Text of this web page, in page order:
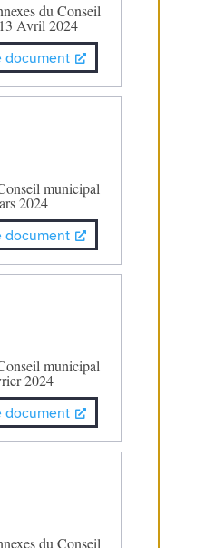
du Conseil
Avril 2024
document
municipal
2024
document
municipal
2024
document
du Conseil